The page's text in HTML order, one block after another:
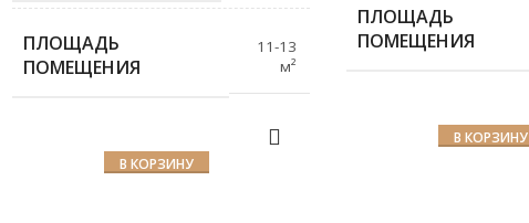
ПЛОЩАДЬ
ПОМЕЩЕНИЯ
11-13
м²
В КОРЗИНУ
ПЛОЩАДЬ
ПОМЕЩЕНИЯ
В КОРЗИНУ